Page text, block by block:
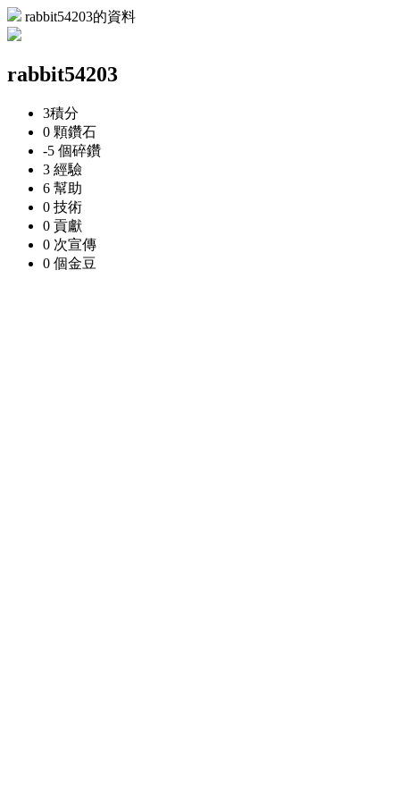
rabbit54203的資料
rabbit54203
3積分
0 顆鑽石
-5 個碎鑽
3 經驗
6 幫助
0 技術
0 貢獻
0 次宣傳
0 個金豆